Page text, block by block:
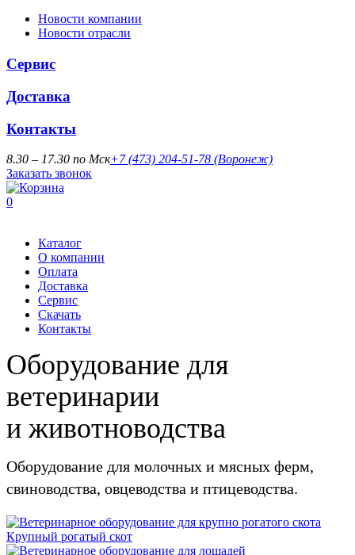
Новости компании
Новости отрасли
Сервис
Доставка
Контакты
8.30 – 17.30 по Мск+7 (473) 204-51-78 (Воронеж)
Заказать звонок
0
Каталог
О компании
Оплата
Доставка
Сервис
Скачать
Контакты
Оборудование для
ветеринарии
и животноводства
Оборудование для молочных и мясных ферм,
свиноводства, овцеводства и птицеводства.
Крупный рогатый скот